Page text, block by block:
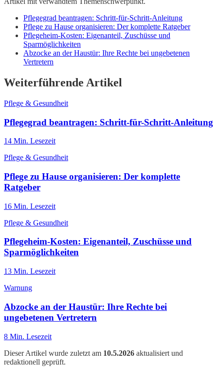
Pflegegrad beantragen: Schritt-für-Schritt-Anleitung
Pflege zu Hause organisieren: Der komplette Ratgeber
Pflegeheim-Kosten: Eigenanteil, Zuschüsse und
Sparmöglichkeiten
Abzocke an der Haustür: Ihre Rechte bei ungebetenen
Vertretern
Weiterführende Artikel
Pflege & Gesundheit
Pflegegrad beantragen: Schritt-für-Schritt-Anleitung
14 Min. Lesezeit
Pflege & Gesundheit
Pflege zu Hause organisieren: Der komplette
Ratgeber
16 Min. Lesezeit
Pflege & Gesundheit
Pflegeheim-Kosten: Eigenanteil, Zuschüsse und
Sparmöglichkeiten
13 Min. Lesezeit
Warnung
Abzocke an der Haustür: Ihre Rechte bei
ungebetenen Vertretern
8 Min. Lesezeit
Dieser Artikel wurde zuletzt am 10.5.2026 aktualisiert und
redaktionell geprüft.